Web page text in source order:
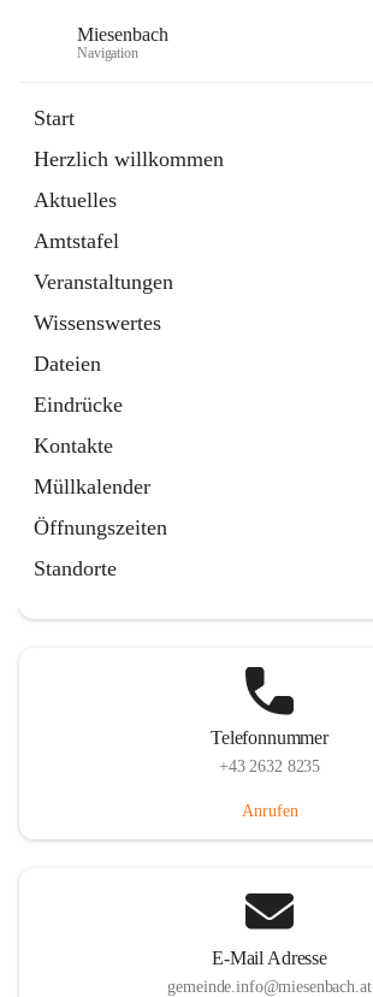
Miesenbach
Navigation
Start
Herzlich willkommen
Aktuelles
Amtstafel
Veranstaltungen
Wissenswertes
Dateien
Eindrücke
Kontakte
Müllkalender
Öffnungszeiten
Standorte
Externe Webseite
in
Tab
Region Schneebergland
Externe Webseite
öffnet
in
neuem
Tab
Telefonnummer
+43 2632 8235
Anrufen
E-Mail Adresse
gemeinde.info@miesenbach.at